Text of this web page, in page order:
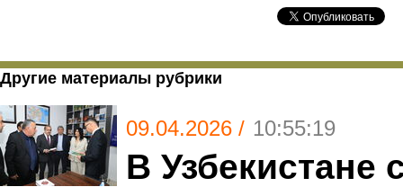
Другие материалы рубрики
09.04.2026 / 10:55:19
В Узбекистане